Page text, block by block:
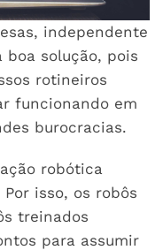
independente
boa solução, pois
rotineiros
funcionando em
burocracias.
robótica
isso, os robôs
treinados
para assumir